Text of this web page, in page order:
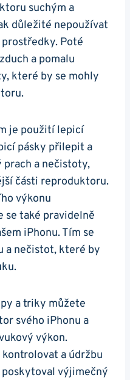
suchým a
důležité nepoužívat
Poté
a pomalu
které by se mohly
je použití lepicí
pásky přilepit a
a nečistoty,
části reproduktoru.
výkonu
se také pravidelně
iPhonu. Tím se
a nečistot, které by
a triky můžete
svého iPhonu a
výkon.
a údržbu
výjimečný